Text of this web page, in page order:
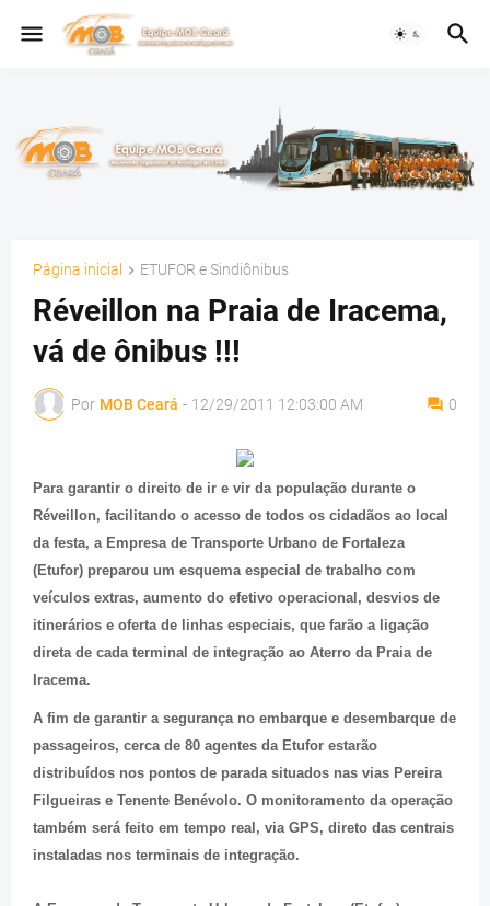
Página inicial ETUFOR e Sindiônibus
Réveillon na Praia de Iracema,
vá de ônibus !!!
Por MOB Ceará - 12/29/2011 12:03:00 AM 0
Para garantir o direito de ir e vir da população durante o
Réveillon, facilitando o acesso de todos os cidadãos ao local
da festa, a Empresa de Transporte Urbano de Fortaleza
(Etufor) preparou um esquema especial de trabalho com
veículos extras, aumento do efetivo operacional, desvios de
itinerários e oferta de linhas especiais, que farão a ligação
direta de cada terminal de integração ao Aterro da Praia de
Iracema.
A fim de garantir a segurança no embarque e desembarque de
passageiros, cerca de 80 agentes da Etufor estarão
distribuídos nos pontos de parada situados nas vias Pereira
Filgueiras e Tenente Benévolo. O monitoramento da operação
também será feito em tempo real, via GPS, direto das centrais
instaladas nos terminais de integração.